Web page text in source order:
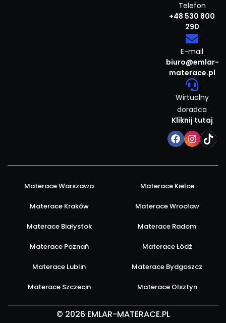
Telefon
+48 530 800
290
E-mail
biuro@emlar-
materace.pl
Wirtualny
doradca
Kliknij tutaj
Materace Warszawa Materace Kielce
Materace Kraków Materace Wrocław
Materace Białystok Materace Radom
Materace Poznań Materace Łódź
Materace Lublin Materace Bydgoszcz
Materace Szczecin Materace Olsztyn
© 2026 EMLAR-MATERACE.PL